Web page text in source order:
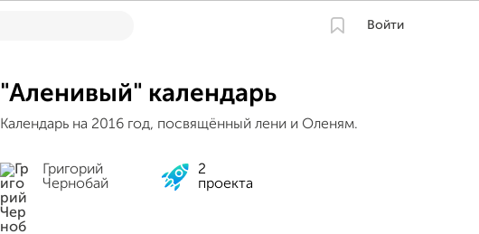
Войти
"Аленивый" календарь
Календарь на 2016 год, посвящённый лени и Оленям.
Григорий
Чернобай
2
проекта